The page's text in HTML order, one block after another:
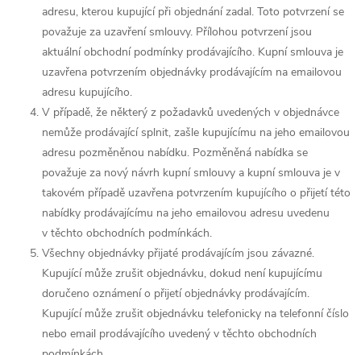
adresu, kterou kupující při objednání zadal. Toto potvrzení se
považuje za uzavření smlouvy. Přílohou potvrzení jsou
aktuální obchodní podmínky prodávajícího. Kupní smlouva je
uzavřena potvrzením objednávky prodávajícím na emailovou
adresu kupujícího.
V případě, že některý z požadavků uvedených v objednávce
nemůže prodávající splnit, zašle kupujícímu na jeho emailovou
adresu pozměněnou nabídku. Pozměněná nabídka se
považuje za nový návrh kupní smlouvy a kupní smlouva je v
takovém případě uzavřena potvrzením kupujícího o přijetí této
nabídky prodávajícímu na jeho emailovou adresu uvedenu
v těchto obchodních podmínkách.
Všechny objednávky přijaté prodávajícím jsou závazné.
Kupující může zrušit objednávku, dokud není kupujícímu
doručeno oznámení o přijetí objednávky prodávajícím.
Kupující může zrušit objednávku telefonicky na telefonní číslo
nebo email prodávajícího uvedený v těchto obchodních